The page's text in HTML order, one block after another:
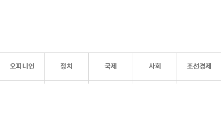
오피니언 정치 국제 사회 조선경제